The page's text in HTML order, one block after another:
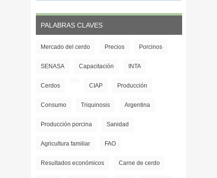
PALABRAS CLAVES
Mercado del cerdo Precios Porcinos
SENASA Capacitación INTA
Cerdos CIAP Producción
Consumo Triquinosis Argentina
Producción porcina Sanidad
Agricultura familiar FAO
Resultados económicos Carne de cerdo